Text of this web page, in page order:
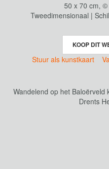
50 x 70 cm,
Tweedimensionaal |
KOOP DIT
Stuur als kunstkaart
Wandelend op het Baloërveld
Drents